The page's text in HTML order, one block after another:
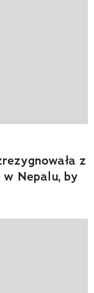
z
Nepalu, by